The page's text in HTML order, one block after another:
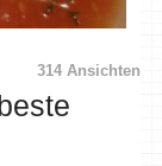
314 Ansichten